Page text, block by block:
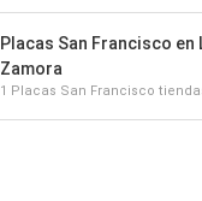
Placas San Francisco en
Zamora
1 Placas San Francisco